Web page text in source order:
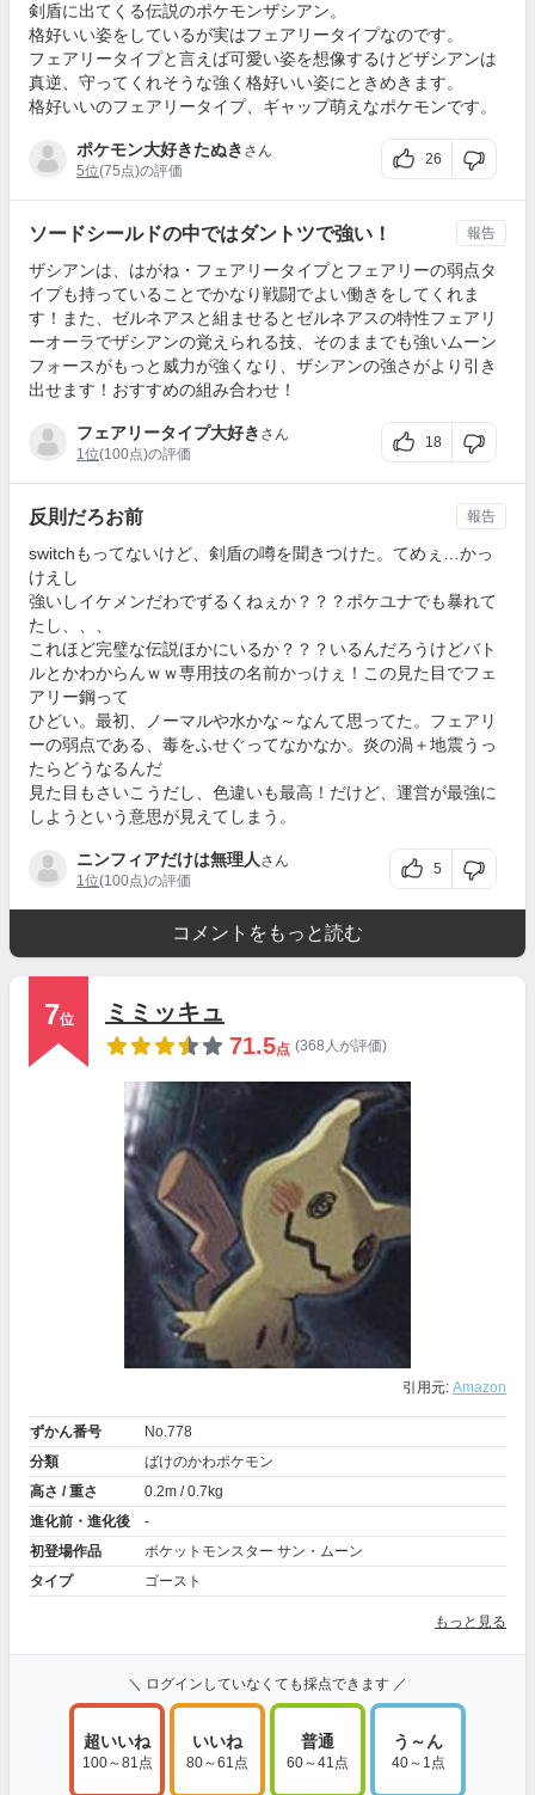
剣盾に出てくる伝説のポケモンザシアン。
格好いい姿をしているが実はフェアリータイプなのです。
フェアリータイプと言えば可愛い姿を想像するけどザシアンは
真逆、守ってくれそうな強く格好いい姿にときめきます。
格好いいのフェアリータイプ、ギャップ萌えなポケモンです。
ポケモン大好きたぬき さん
5位(75点)の評価
26
ソードシールドの中ではダントツで強い！
ザシアンは、はがね・フェアリータイプとフェアリーの弱点タ
イプも持っていることでかなり戦闘でよい働きをしてくれま
す！また、ゼルネアスと組ませるとゼルネアスの特性フェアリ
ーオーラでザシアンの覚えられる技、そのままでも強いムーン
フォースがもっと威力が強くなり、ザシアンの強さがより引き
出せます！おすすめの組み合わせ！
フェアリータイプ大好き さん
1位(100点)の評価
18
報告
反則だろお前
switchもってないけど、剣盾の噂を聞きつけた。てめぇ…かっ
けえし
強いしイケメンだわでずるくねぇか？？？ポケユナでも暴れて
たし、、、
これほど完璧な伝説ほかにいるか？？？いるんだろうけどバト
ルとかわからんｗｗ専用技の名前かっけぇ！この見た目でフェ
アリー鋼って
ひどい。最初、ノーマルや水かな～なんて思ってた。フェアリ
ーの弱点である、毒をふせぐってなかなか。炎の渦＋地震うっ
たらどうなるんだ
見た目もさいこうだし、色違いも最高！だけど、運営が最強に
しようという意思が見えてしまう。
ニンフィアだけは無理人 さん
1位(100点)の評価
5
報告
コメントをもっと読む
7位
ミミッキュ
71.5点 (368人が評価)
引用元: Amazon
ずかん番号
No.778
分類
ばけのかわポケモン
高さ / 重さ
0.2m / 0.7kg
進化前・進化後
-
初登場作品
ポケットモンスター サン・ムーン
タイプ
ゴースト
もっと見る
＼ ログインしていなくても採点できます ／
超いいね
100～81点
いいね
80～61点
普通
60～41点
う～ん
40～1点